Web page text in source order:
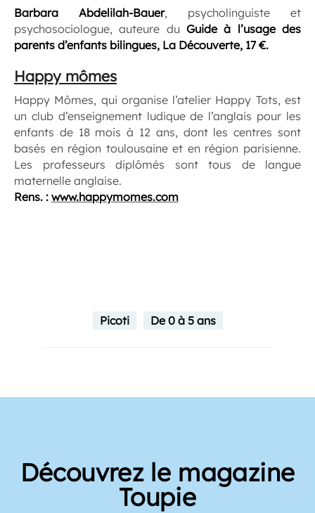
Barbara Abdelilah-Bauer, psycholinguiste et
psychosociologue, auteure du Guide à l’usage des
parents d’enfants bilingues, La Découverte, 17 €.
Happy mômes
Happy Mômes, qui organise l’atelier Happy Tots, est
un club d’enseignement ludique de l’anglais pour les
enfants de 18 mois à 12 ans, dont les centres sont
basés en région toulousaine et en région parisienne.
Les professeurs diplômés sont tous de langue
maternelle anglaise.
Rens. : www.happymomes.com
Picoti De 0 à 5 ans
Découvrez le magazine
Toupie